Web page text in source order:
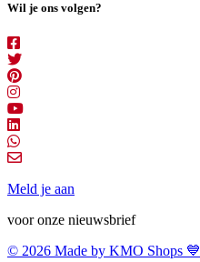
Wil je ons volgen?
Meld je aan
voor onze nieuwsbrief
© 2026 Made by KMO Shops 💙